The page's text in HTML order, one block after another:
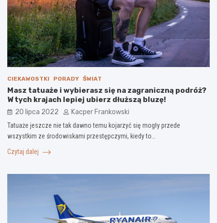
CIEKAWOSTKI PORADY ŚWIAT
Masz tatuaże i wybierasz się na zagraniczną podróż?
W tych krajach lepiej ubierz dłuższą bluzę!
20 lipca 2022 Kacper Frankowski
Tatuaże jeszcze nie tak dawno temu kojarzyć się mogły przede
wszystkim ze środowiskami przestępczymi, kiedy to…
Czytaj dalej